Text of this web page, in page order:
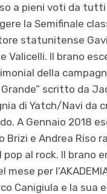
a pieni voti da tutti
la Semifinale
statunitense
Valicelli. Il brano
della
Grande” scritto da
di Yatch/Navi da
A Gennaio 2018
Brizi e Andrea Riso
pop al rock. Il brano
mese per
Canigiula e la sua